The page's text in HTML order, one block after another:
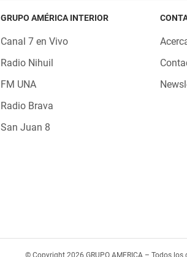
GRUPO AMÉRICA INTERIOR
Canal 7 en Vivo
Radio Nihuil
FM UNA
Radio Brava
San Juan 8
© Copyright 2026 GRUPO AMERICA – Todos los